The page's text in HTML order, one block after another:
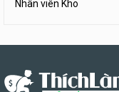
Nhân viên Kho